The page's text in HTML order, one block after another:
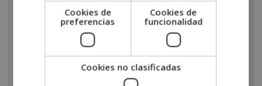
personalizadas y materiales actualizados, lo que lo
hace compatible con la vida laboral o personal.
Aplicaciones prácticas reales
. Desde diseñar un
plano topográfico, hasta crear modelos
tridimensionales hiperrealistas o generar mapas
Cookies de
preferencias
Cookies de
funcionalidad
Cookies no clasificadas